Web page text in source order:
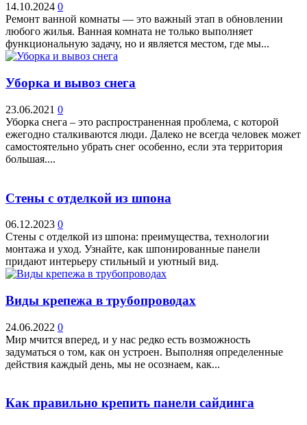
14.10.2024 0
Ремонт ванной комнаты — это важный этап в обновлении
любого жилья. Ванная комната не только выполняет
функциональную задачу, но и является местом, где мы...
Уборка и вывоз снега
23.06.2021 0
Уборка снега – это распространенная проблема, с которой
ежегодно сталкиваются люди. Далеко не всегда человек может
самостоятельно убрать снег особенно, если эта территория
большая....
Стены с отделкой из шпона
06.12.2023 0
Стены с отделкой из шпона: преимущества, технологии
монтажа и уход. Узнайте, как шпонированные панели
придают интерьеру стильный и уютный вид.
Виды крепежа в трубопроводах
24.06.2022 0
Мир мчится вперед, и у нас редко есть возможность
задуматься о том, как он устроен. Выполняя определенные
действия каждый день, мы не осознаем, как...
Как правильно крепить панели сайдинга